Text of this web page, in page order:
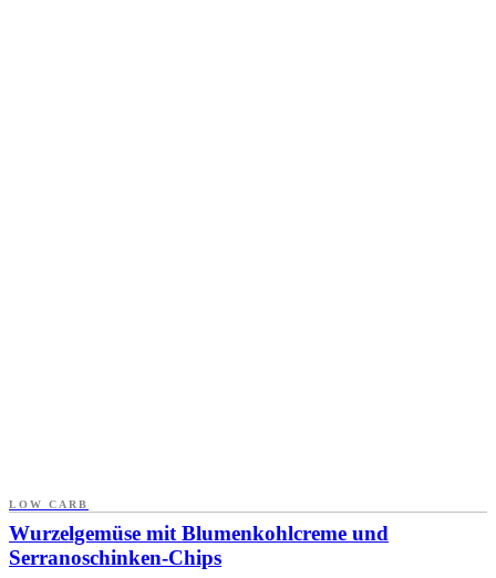
LOW CARB
Wurzelgemüse mit Blumenkohlcreme und
Serranoschinken-Chips